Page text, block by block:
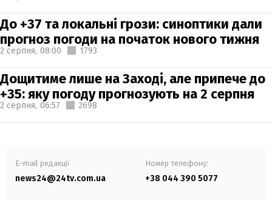
До +37 та локальні грози: синоптики дали
прогноз погоди на початок нового тижня
2 серпня, 08:00 1793
Дощитиме лише на Заході, але припече до
+35: яку погоду прогнозують на 2 серпня
2 серпня, 06:57 2698
E-mail редакції
news24@24tv.com.ua
Номер телефону:
+38 044 390 5077